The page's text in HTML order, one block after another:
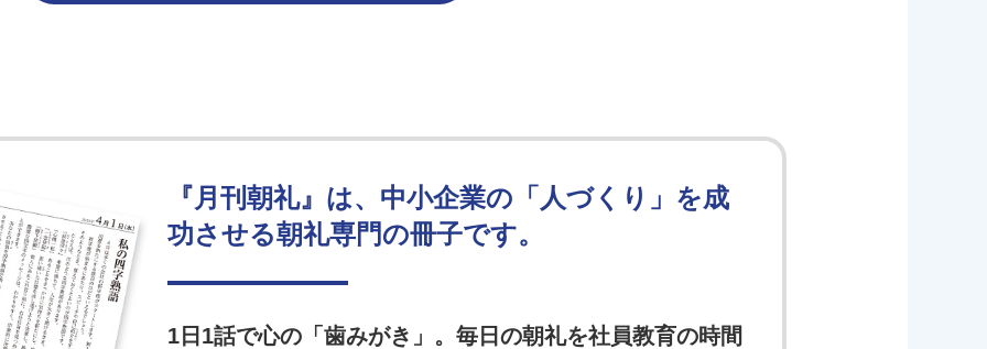
『月刊朝礼』は、中小企業の「人づくり」を成
功させる朝礼専門の冊子です。
1日1話で心の「歯みがき」。毎日の朝礼を社員教育の時間